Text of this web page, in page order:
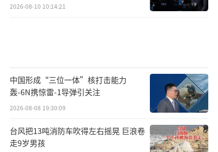
2026-08-10 10:14:21
中国形成“三位一体”核打击能力
轰-6N携惊雷-1导弹引关注
2026-08-08 19:30:09
台风把13吨消防车吹得左右摇晃 巨浪卷
走9岁男孩